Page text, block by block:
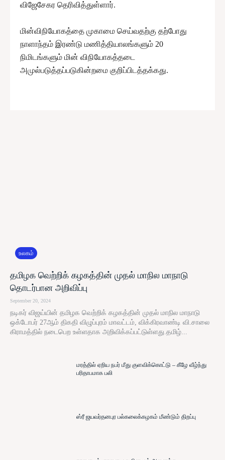
விஜேசேகர தெரிவித்துள்ளார்.
மின்விநியோகத்தை முகாமை செய்வதற்கு தற்போது
நாளாந்தம் இரண்டு மணித்தியாலங்களும் 20
நிமிடங்களும் மின் விநியோகத்தடை
அமுல்படுத்தப்படுகின்றமை குறிப்பிடத்தக்கது.
உலகம்
தமிழக வெற்றிக் கழகத்தின் முதல் மாநில மாநாடு
தொடர்பான அறிவிப்பு
September 20, 2024
நடிகர் விஜய்யின் தமிழக வெற்றிக் கழகத்தின் முதல் மாநில மாநாடு
ஒக்டோபர் 27ஆம் திகதி விழுப்புரம் மாவட்டம், விக்கிரவாண்டி வி.சாலை
கிராமத்தில் நடைபெற உள்ளதாக அறிவிக்கப்பட்டுள்ளது.தமிழ்...
மரத்தில் ஏறிய நபர் மீது குளவிக்கொட்டு – கீழே வீழ்ந்து
பரிதாபமாக பலி
ஸ்ரீ ஜயவர்தனபுர பல்கலைக்கழகம் மீண்டும் திறப்பு